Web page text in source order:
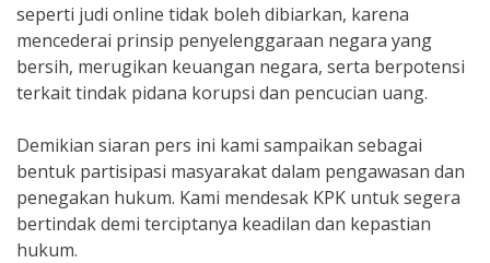
seperti judi online tidak boleh dibiarkan, karena
mencederai prinsip penyelenggaraan negara yang
bersih, merugikan keuangan negara, serta berpotensi
terkait tindak pidana korupsi dan pencucian uang.
Demikian siaran pers ini kami sampaikan sebagai
bentuk partisipasi masyarakat dalam pengawasan dan
penegakan hukum. Kami mendesak KPK untuk segera
bertindak demi terciptanya keadilan dan kepastian
hukum.